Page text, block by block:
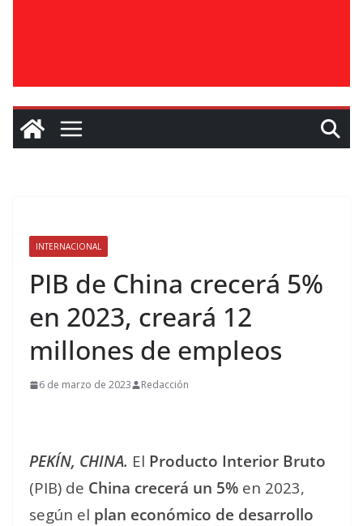
INTERNACIONAL
PIB de China crecerá 5%
en 2023, creará 12
millones de empleos
6 de marzo de 2023 Redacción
PEKÍN, CHINA. El Producto Interior Bruto
(PIB) de China crecerá un 5% en 2023,
según el plan económico de desarrollo